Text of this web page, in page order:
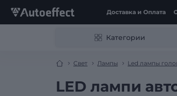
Доставка и Оплата
Категории
Свет Лампы Led лампы
LED лампи